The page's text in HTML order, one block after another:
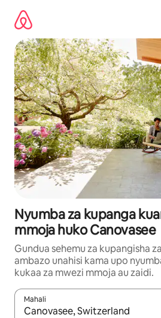
kwenda
kwenye
maudhui
Nyumba za kupanga
mmoja huko Canovasee
Gundua sehemu za kupangisha
ambazo unahisi kama upo
kukaa za mwezi mmoja au zaidi.
Mahali
Wakati matokeo yanapatikana,